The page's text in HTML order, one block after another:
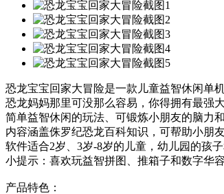
恐龙宝宝回家大冒险是一款儿童益智休闲单
恐龙妈妈那里可没那么容易，你得拥有最强
简单益智休闲的玩法、可锻炼小朋友的脑力
内容涵盖侏罗纪恐龙百科知识，可帮助小朋
软件适合2岁、3岁-8岁的儿童，幼儿园的孩
小提示：喜欢玩益智拼图、推箱子和数字华
产品特色：